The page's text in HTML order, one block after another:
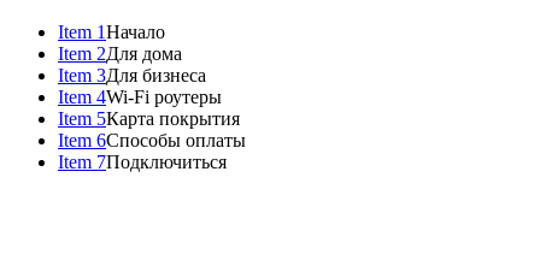
Item 1Начало
Item 2Для дома
Item 3Для бизнеса
Item 4Wi-Fi роутеры
Item 5Карта покрытия
Item 6Способы оплаты
Item 7Подключиться